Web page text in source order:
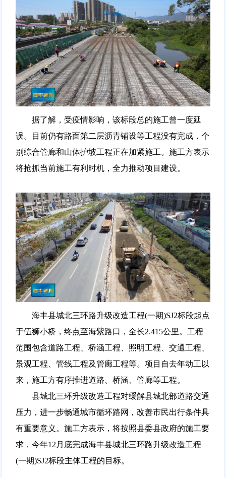
据了解，受疫情影响，该标段总的施工曾一度延
误。目前仍有路面第二层沥青铺设等工程没有完成，个
别综合管廊和山体护坡工程正在加紧施工。施工方表示
将抢抓当前施工有利时机，全力推动项目建设。
海丰县城北三环路升级改造工程(一期)SJ2标段起点
于伍狮小桥，终点至海紫路口，全长2.415公里。工程
范围包含道路工程、桥涵工程、照明工程、交通工程、
景观工程、管线工程及管廊工程等。项目自去年动工以
来，施工方有序推进道路、桥涵、管廊等工程。
县城北三环升级改造工程对缓解县城北部道路交通
压力，进一步畅通城市循环路网，改善市民出行条件具
有重要意义。施工方表示，将按照县委县政府的施工要
求，今年12月底完成海丰县城北三环路升级改造工程
(一期)SJ2标段主体工程的目标。